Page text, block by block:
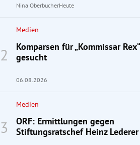
Nina OberbucherHeute
Medien
Komparsen für „Kommissar Rex“
gesucht
06.08.2026
Medien
ORF: Ermittlungen gegen
Stiftungsratschef Heinz Lederer